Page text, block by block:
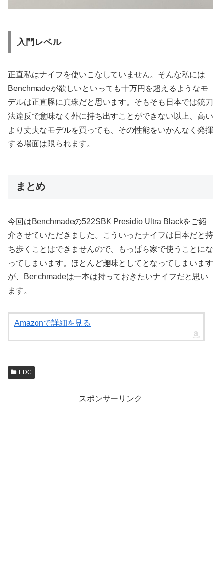
入門レベル
正直私はナイフを使いこなしていません。そんな私には
Benchmadeが欲しいといっても十万円を超えるようなモ
デルは正直豚に真珠だと思います。そもそも日本では銃刀
法違反で意味なく外に持ち出すことができない以上、高い
より丈夫なモデルを買っても、その性能をいかんなく発揮
する場面は限られます。
まとめ
今回はBenchmadeの522SBK Presidio Ultra Blackをご紹
介させていただきました。こういったナイフは日本だと持
ち歩くことはできませんので、もっぱら家で使うことにな
ってしまいます。ほとんど趣味としてとなってしまいます
が、Benchmadeは一本は持っておきたいナイフだと思い
ます。
Amazonで詳細を見る
EDC
スポンサーリンク